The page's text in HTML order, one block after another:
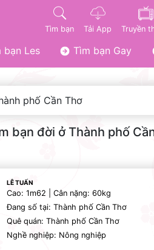
Tìm bạn Tải App Truyền
bạn Les Tìm bạn Gay
phố Cần Thơ
bạn đời ở Thành phố
LÊ TUẤN
Cao: 1m62 | Cân nặng: 60kg
Đang số tại: Thành phố Cần Thơ
Quê quán: Thành phố Cần Thơ
Nghề nghiệp: Nông nghiệp